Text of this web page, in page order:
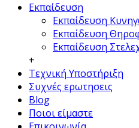
Εκπαίδευση
Εκπαίδευση
Εκπαίδευση
Εκπαίδευση
+
Τεχνική Υποστήριξη
Συχνές ερωτησεις
Blog
Ποιοι είμαστε